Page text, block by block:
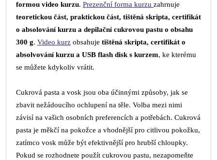
formou video kurzu. Prezenční forma kurzu zahrnuje
teoretickou část, praktickou část, tištěná skripta, certifikát
o absolování kurzu a depilační cukrovou pastu o obsahu
300 g. Video kurz obsahuje tištěná skripta, certifikát o
absolvování kurzu a USB flash disk s kurzem, ke kterému
se můžete kdykoliv vrátit.
Cukrová pasta a vosk jsou oba účinnými způsoby, jak se
zbavit nežádoucího ochlupení na těle. Volba mezi nimi
závisí na vašich osobních preferencích a potřebách. Cukrová
pasta je měkčí na pokožce a vhodnější pro citlivou pokožku,
zatímco vosk může být efektivnější pro hrubší chloupky.
Pokud se rozhodnete použít cukrovou pastu, nezapomeňte